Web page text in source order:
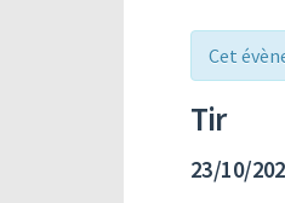
Cet
Tir
23/10/